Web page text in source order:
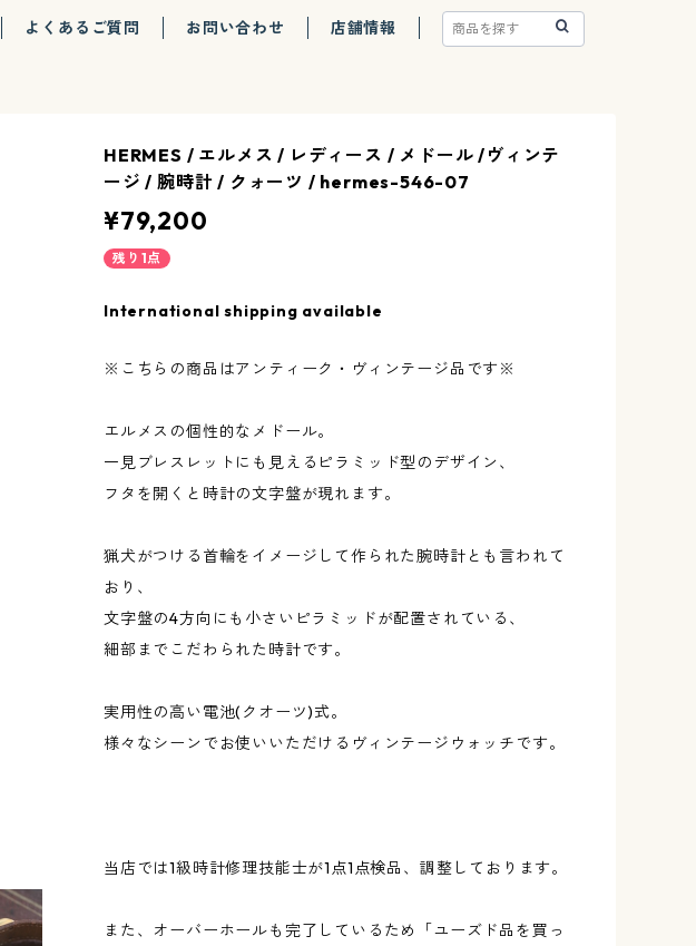
よくあるご質問 お問い合わせ 店舗情報
HERMES / エルメス / レディース / メドール /ヴィンテ
ージ / 腕時計 / クォーツ / hermes-546-07
¥79,200
残り1点
International shipping available
※こちらの商品はアンティーク・ヴィンテージ品です※
エルメスの個性的なメドール。
一見ブレスレットにも見えるピラミッド型のデザイン、
フタを開くと時計の文字盤が現れます。
猟犬がつける首輪をイメージして作られた腕時計とも言われて
おり、
文字盤の4方向にも小さいピラミッドが配置されている、
細部までこだわられた時計です。
実用性の高い電池(クオーツ)式。
様々なシーンでお使いいただけるヴィンテージウォッチです。
当店では1級時計修理技能士が1点1点検品、調整しております。
また、オーバーホールも完了しているため「ユーズド品を買っ